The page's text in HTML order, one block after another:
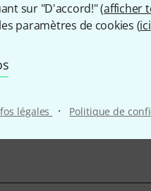
sur "D'accord!" (afficher
paramètres de cookies (ici
légales · Politique de